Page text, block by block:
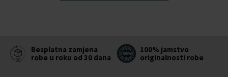
Besplatna zamjena
robe u roku od 30 dana
100% jamstvo
originalnosti robe